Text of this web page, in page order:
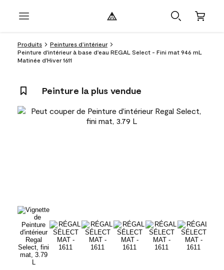
Produits
Peintures d’intérieur
Peinture d'intérieur à base d'eau REGAL Select - Fini mat 946 mL
Matinée d'Hiver 1611
Peinture la plus vendue